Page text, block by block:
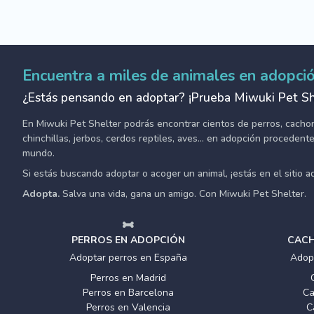
Encuentra a miles de animales en
¿Estás pensando en adoptar? ¡Prueba Miwuki Pet
En Miwuki Pet Shelter podrás encontrar cientos de perros,
chinchillas, jerbos, cerdos reptiles, aves... en adopción
mundo.
Si estás buscando adoptar o acoger un animal, ¡estás en el sitio
Adopta. Salva una vida, gana un amigo. Con Miwuki Pet Shelter.
PERROS EN ADOPCIÓN
Adoptar perros en España
Perros en Madrid
Perros en Barcelona
Perros en Valencia